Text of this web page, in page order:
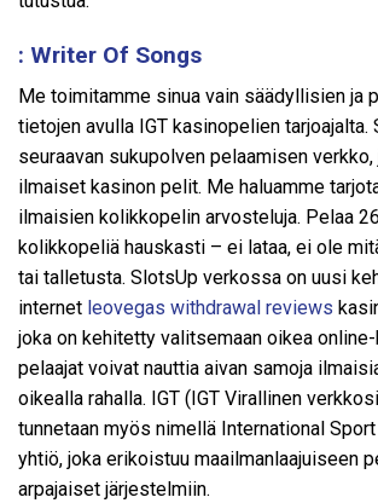
: Writer Of Songs
Me toimitamme sinua vain säädyllisien ja
tietojen avulla IGT kasinopelien tarjoajalta.
seuraavan sukupolven pelaamisen
ilmaiset kasinon pelit. Me haluamme
ilmaisien kolikkopelin arvosteluja. Pelaa
kolikkopeliä hauskasti – ei lataa, ei ole
tai talletusta. SlotsUp verkossa on uusi
internet leovegas withdrawal reviews
joka on kehitetty valitsemaan oikea
pelaajat voivat nauttia aivan samoja
oikealla rahalla. IGT (IGT Virallinen
tunnetaan myös nimellä International
yhtiö, joka erikoistuu maailmanlaajuiseen
arpajaiset järjestelmiin.